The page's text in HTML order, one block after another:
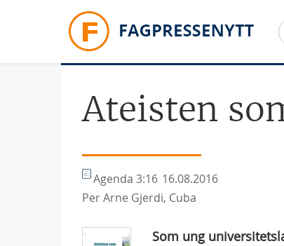
Ateisten
Agenda 3:16 16.08.2016
Per Arne Gjerdi, Cuba
Som ung